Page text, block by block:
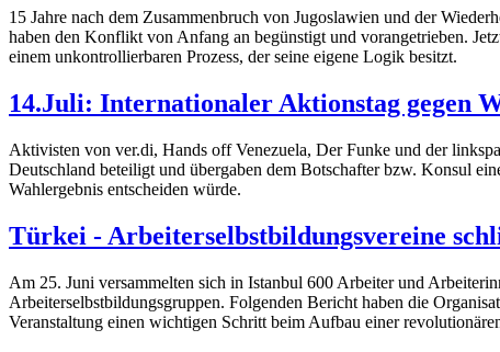
15 Jahre nach dem Zusammenbruch von Jugoslawien und der
haben den Konflikt von Anfang an begünstigt und vorangetrieben.
einem unkontrollierbaren Prozess, der seine eigene Logik besitzt.
14.Juli: Internationaler Aktionstag gegen
Aktivisten von ver.di, Hands off Venezuela, Der Funke und der
Deutschland beteiligt und übergaben dem Botschafter bzw. Konsul
Wahlergebnis entscheiden würde.
Türkei - Arbeiterselbstbildungsvereine
Am 25. Juni versammelten sich in Istanbul 600 Arbeiter und
Arbeiterselbstbildungsgruppen. Folgenden Bericht haben die
Veranstaltung einen wichtigen Schritt beim Aufbau einer